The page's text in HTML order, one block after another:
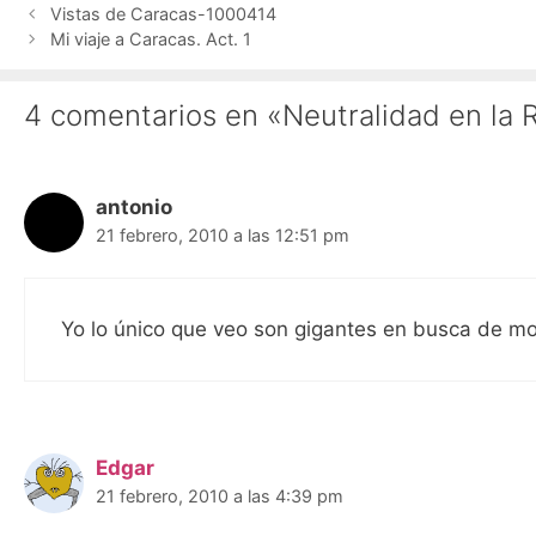
Vistas de Caracas-1000414
Mi viaje a Caracas. Act. 1
4 comentarios en «Neutralidad en la
antonio
21 febrero, 2010 a las 12:51 pm
Yo lo único que veo son gigantes en busca de
Edgar
21 febrero, 2010 a las 4:39 pm